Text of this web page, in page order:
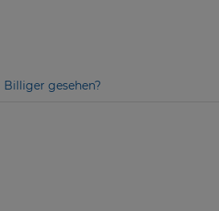
Billiger gesehen?